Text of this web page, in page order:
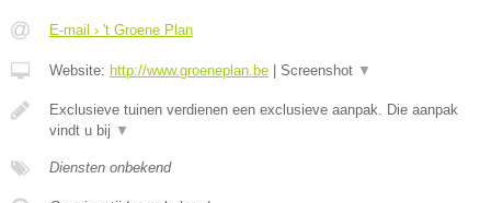
E-mail › 't Groene Plan
Website: http://www.groeneplan.be Screenshot ▼
Exclusieve tuinen verdienen een exclusieve aanpak. Die aanpak
vindt u bij ▼
Diensten onbekend